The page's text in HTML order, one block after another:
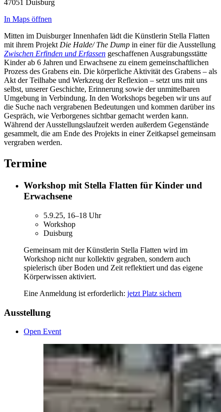
47051 Duisburg
In Maps öffnen
Mitten im Duisburger Innenhafen lädt die Künstlerin Stella Flatten
mit ihrem ProjektDie Halde/ The Dump in einer für die Ausstellung
Zwischen Erfinden und Erfassen geschaffenen Ausgrabungsstätte
Kinder ab 6 Jahren und Erwachsene zu einem gemeinschaftlichen
Prozess des Grabens ein. Die körperliche Aktivität des Grabens – als
Akt der Teilhabe und Werkzeug der Reflexion – setzt uns mit uns
selbst, unserer Geschichte, Erinnerung sowie der unmittelbaren
Umgebung in Verbindung. In den Workshops begeben wir uns auf
die Suche nach vergrabenen Bedeutungen und kommen darüber ins
Gespräch, wie Verborgenes sichtbar gemacht werden kann.
Während der Ausstellungslaufzeit werden außerdem Gegenstände
gesammelt, die am Ende des Projekts in einer Zeitkapsel gemeinsam
vergraben werden.
Termine
Workshop mit Stella Flatten für Kinder und
Erwachsene
5.9.25, 16–18 Uhr
Workshop
Duisburg
Gemeinsam mit der Künstlerin Stella Flatten wird im
Workshop nicht nur kollektiv gegraben, sondern auch
spielerisch über Boden und Zeit reflektiert und das eigene
Körperwissen aktiviert.
Eine Anmeldung ist erforderlich: jetzt Platz sichern
Ausstellung
Open Event